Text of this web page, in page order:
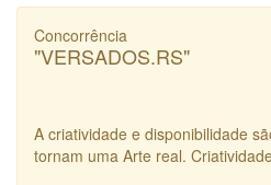
Concorrência
"VERSADOS.RS"
A criatividade e disponibilidade
tornam uma Arte real.